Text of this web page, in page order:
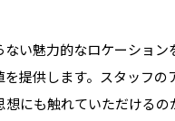
い魅力的なロケーショ
提供します。スタッフ
にも触れていただけるの